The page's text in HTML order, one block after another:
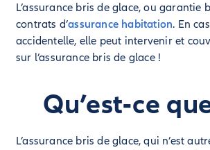
L’assurance bris de glace, ou
contrats d’assurance habitation. En
accidentelle, elle peut intervenir et
sur l’assurance bris de glace !
Qu’est-ce
L’assurance bris de glace, qui n’est